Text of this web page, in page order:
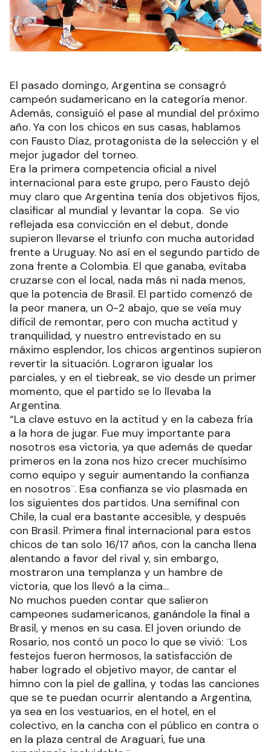
El pasado domingo, Argentina se consagró
campeón sudamericano en la categoría menor.
Además, consiguió el pase al mundial del próximo
año. Ya con los chicos en sus casas, hablamos
con Fausto Díaz, protagonista de la selección y el
mejor jugador del torneo.
Era la primera competencia oficial a nivel
internacional para este grupo, pero Fausto dejó
muy claro que Argentina tenía dos objetivos fijos,
clasificar al mundial y levantar la copa. Se vio
reflejada esa convicción en el debut, donde
supieron llevarse el triunfo con mucha autoridad
frente a Uruguay. No así en el segundo partido de
zona frente a Colombia. El que ganaba, evitaba
cruzarse con el local, nada más ni nada menos,
que la potencia de Brasil. El partido comenzó de
la peor manera, un 0-2 abajo, que se veía muy
difícil de remontar, pero con mucha actitud y
tranquilidad, y nuestro entrevistado en su
máximo esplendor, los chicos argentinos supieron
revertir la situación. Lograron igualar los
parciales, y en el tiebreak, se vio desde un primer
momento, que el partido se lo llevaba la
Argentina.
“La clave estuvo en la actitud y en la cabeza fría
a la hora de jugar. Fue muy importante para
nosotros esa victoria, ya que además de quedar
primeros en la zona nos hizo crecer muchísimo
como equipo y seguir aumentando la confianza
en nosotros¨. Esa confianza se vio plasmada en
los siguientes dos partidos. Una semifinal con
Chile, la cual era bastante accesible, y después
con Brasil. Primera final internacional para estos
chicos de tan solo 16/17 años, con la cancha llena
alentando a favor del rival y, sin embargo,
mostraron una templanza y un hambre de
victoria, que los llevó a la cima…
No muchos pueden contar que salieron
campeones sudamericanos, ganándole la final a
Brasil, y menos en su casa. El joven oriundo de
Rosario, nos contó un poco lo que se vivió: ¨Los
festejos fueron hermosos, la satisfacción de
haber logrado el objetivo mayor, de cantar el
himno con la piel de gallina, y todas las canciones
que se te puedan ocurrir alentando a Argentina,
ya sea en los vestuarios, en el hotel, en el
colectivo, en la cancha con el público en contra o
en la plaza central de Araguari, fue una